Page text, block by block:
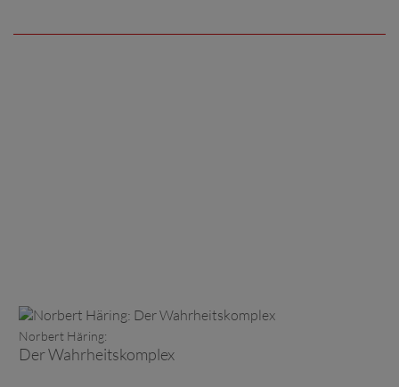
Norbert Häring:
Der Wahrheitskomplex